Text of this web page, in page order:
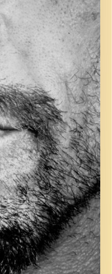
כל מה שחי, אמיתי
עם שמוליק רגב.
קרדיט תמונות: